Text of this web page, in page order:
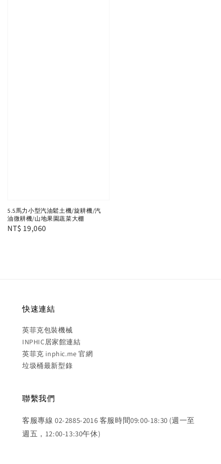
5.5馬力小型汽油鬆土機/旋耕機/汽
油微耕機/山地果園蔬菜大棚
Regular
NT$ 19,060
快速連結
英菲克包裝機械
INPHIC居家館連結
英菲克 inphic.me 官網
垃圾桶最新型錄
聯繫我們
客服專線 02-2885-2016 客服時間09:00-18:30 (週一至
週五，12:00-13:30午休)